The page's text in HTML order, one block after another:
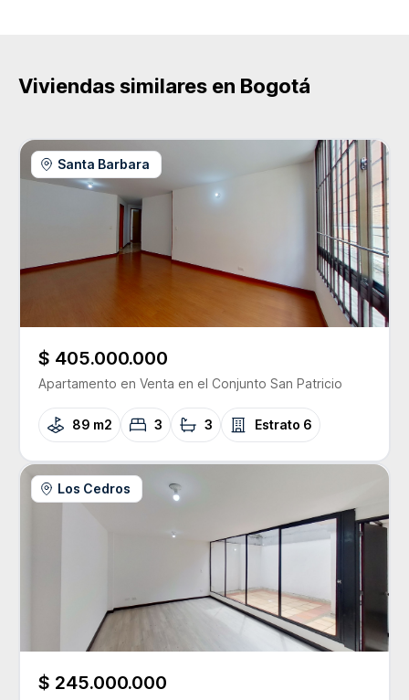
Viviendas similares en Bogotá
Santa Barbara
$ 405.000.000
Apartamento en Venta en el Conjunto San Patricio
89 m2 3 3 Estrato 6
Los Cedros
$ 245.000.000